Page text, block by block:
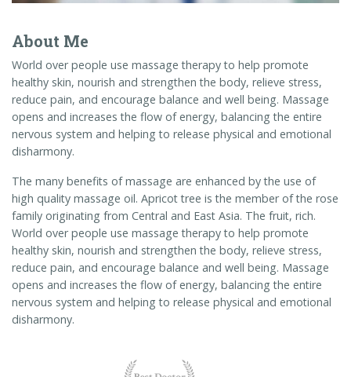
About Me
World over people use massage therapy to help promote
healthy skin, nourish and strengthen the body, relieve stress,
reduce pain, and encourage balance and well being. Massage
opens and increases the flow of energy, balancing the entire
nervous system and helping to release physical and emotional
disharmony.
The many benefits of massage are enhanced by the use of
high quality massage oil. Apricot tree is the member of the rose
family originating from Central and East Asia. The fruit, rich.
World over people use massage therapy to help promote
healthy skin, nourish and strengthen the body, relieve stress,
reduce pain, and encourage balance and well being. Massage
opens and increases the flow of energy, balancing the entire
nervous system and helping to release physical and emotional
disharmony.